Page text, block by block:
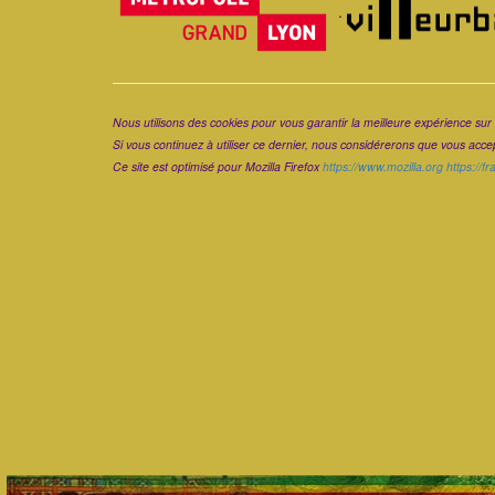
.
Nous utilisons des cookies pour vous garantir la meilleure expérience
Si vous continuez à utiliser ce dernier, nous considérerons que vous
Ce site est optimisé pour Mozilla Firefoxhttps://www.mozilla.org https://